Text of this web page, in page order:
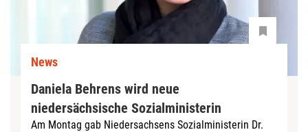
News
Daniela Behrens wird neue
niedersächsische Sozialministerin
Am Montag gab Niedersachsens Sozialministerin Dr.